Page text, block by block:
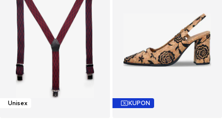
Unisex KUPON